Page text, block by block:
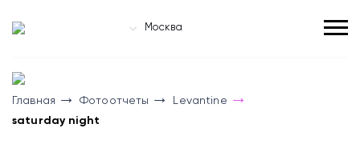
Москва
Главная Фотоотчеты
Levantine
saturday night